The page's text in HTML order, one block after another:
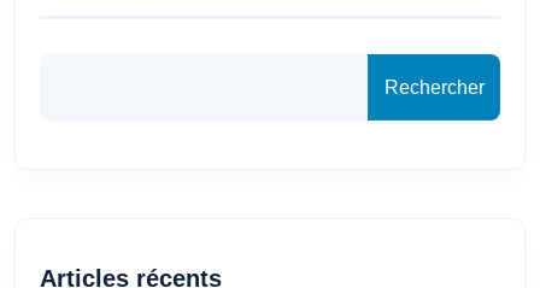
Rechercher
Articles récents